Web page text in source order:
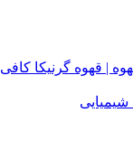
| قهوه گرنیکا کافی
شیمیایی